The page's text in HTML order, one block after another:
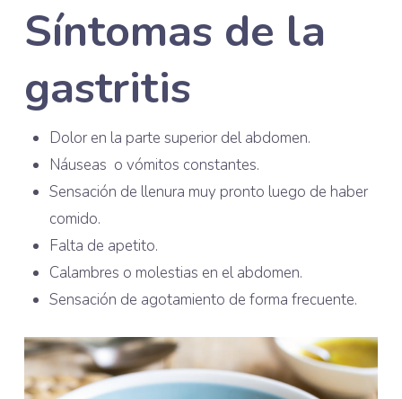
Síntomas de la
gastritis
Dolor en la parte superior del abdomen.
Náuseas o vómitos constantes.
Sensación de llenura muy pronto luego de haber
comido.
Falta de apetito.
Calambres o molestias en el abdomen.
Sensación de agotamiento de forma frecuente.